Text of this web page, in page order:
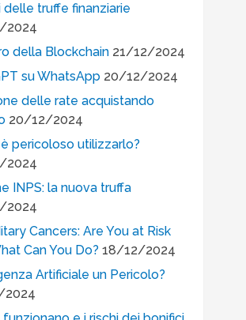
delle truffe finanziarie
2024
della Blockchain 21/12/2024
su WhatsApp 20/12/2024
delle rate acquistando
20/12/2024
pericoloso utilizzarlo?
2024
INPS: la nuova truffa
2024
Cancers: Are You at Risk
Can You Do? 18/12/2024
Artificiale un Pericolo?
2024